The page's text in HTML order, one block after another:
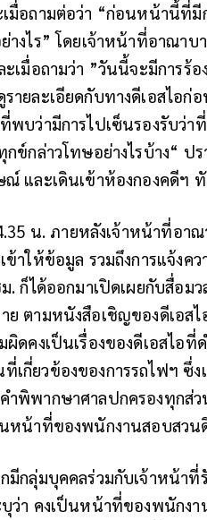
มื่อถามต่อว่า “ก่อนหน้านี้ที่มี
ย่างไร” โดยเจ้าหน้าที่อาณ
ะเมื่อถามว่า ”วันนี้จะมีการ
ายละเอียดกับทางดีเอสไอ
พบว่ามีการไปเซ็นรองรับว่
กข์กล่าวโทษอย่างไรบ้าง“
ณ์ และเดินเข้าห้องกองคดีฯ
น. ภายหลังเจ้าหน้าที่อา
ข้าให้ข้อมูล รวมถึงการแจ้ง
. ก็ได้ออกมาเปิดเผยกับสื่อม
ย ตามหนังสือเชิญของดีเอส
ผิดคงเป็นเรื่องของดีเอสไอ
เกี่ยวข้องของการรถไฟฯ ซึ่
ำพิพากษาศาลปกครองทุกส่
นหน้าที่ของพนักงานสอบสว
กมีกลุ่มบุคคลร่วมกับเจ้าหน้า
ว่า คงเป็นหน้าที่ของพนักง